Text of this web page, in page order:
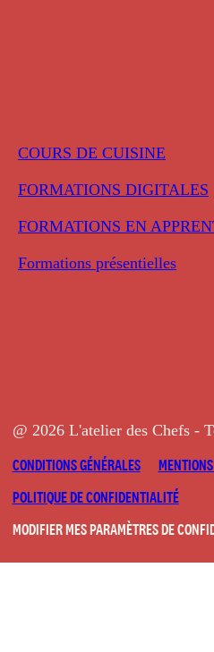
COURS DE CUISINE
FORMATIONS DIGITALES
FORMATIONS EN
Formations présentielles
@ 2026 L'atelier des Chefs -
CONDITIONS GÉNÉRALES
POLITIQUE DE CONFIDENTIALITÉ
MODIFIER MES PARAMÈTRES DE